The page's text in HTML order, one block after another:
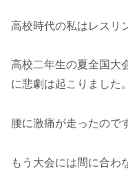
高校時代の私はレスリ
高校二年生の夏全国大
に悲劇は起こりました。
腰に激痛が走ったので
もう大会には間に合わ